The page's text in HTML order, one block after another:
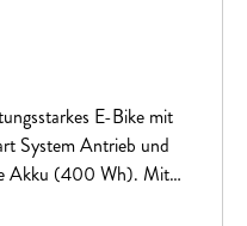
E-Bike mit
System Antrieb und
Akku (400 Wh). Mit